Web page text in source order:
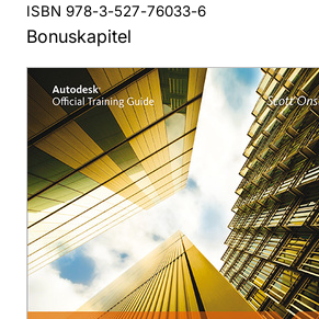
ISBN 978-3-527-76033-6
Bonuskapitel